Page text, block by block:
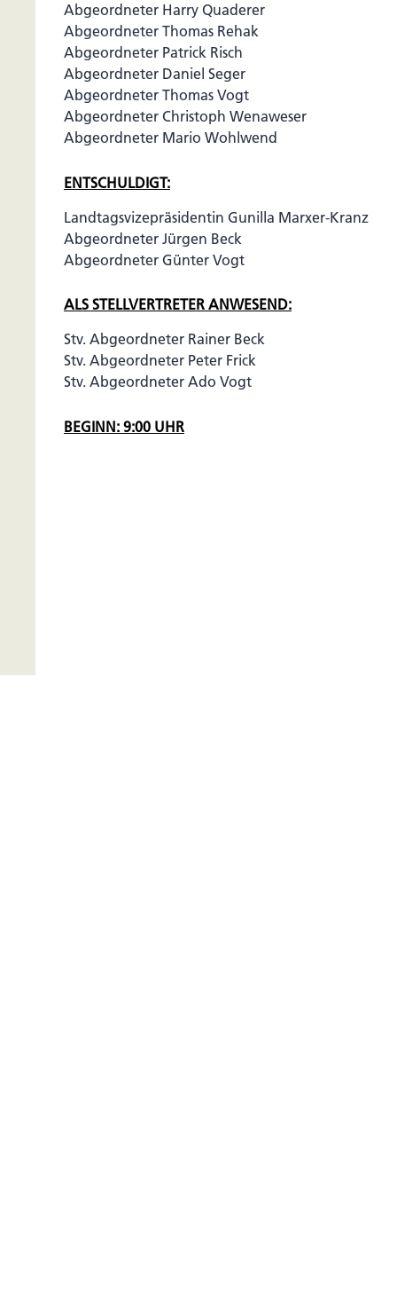
Abgeordneter Harry Quaderer
Abgeordneter Thomas Rehak
Abgeordneter Patrick Risch
Abgeordneter Daniel Seger
Abgeordneter Thomas Vogt
Abgeordneter Christoph Wenaweser
Abgeordneter Mario Wohlwend
ENTSCHULDIGT:
Landtagsvizepräsidentin Gunilla Marxer-Kranz
Abgeordneter Jürgen Beck
Abgeordneter Günter Vogt
ALS STELLVERTRETER ANWESEND:
Stv. Abgeordneter Rainer Beck
Stv. Abgeordneter Peter Frick
Stv. Abgeordneter Ado Vogt
BEGINN: 9:00 UHR